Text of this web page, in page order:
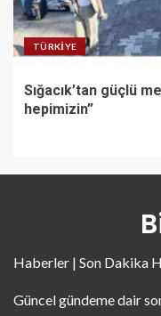
TÜRKIYE
Sığacık’tan güçlü
hepimizin”
Haberler | Son Dakika
Güncel gündeme dair